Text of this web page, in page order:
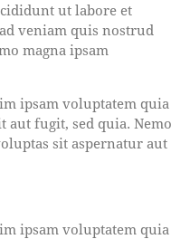
ut labore et
veniam quis nostrud
magna ipsam
ipsam voluptatem quia
aut fugit, sed quia. Nemo
sit aspernatur aut
ipsam voluptatem quia